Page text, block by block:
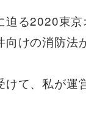
迫る2020東
けの消防法
けて、私が運